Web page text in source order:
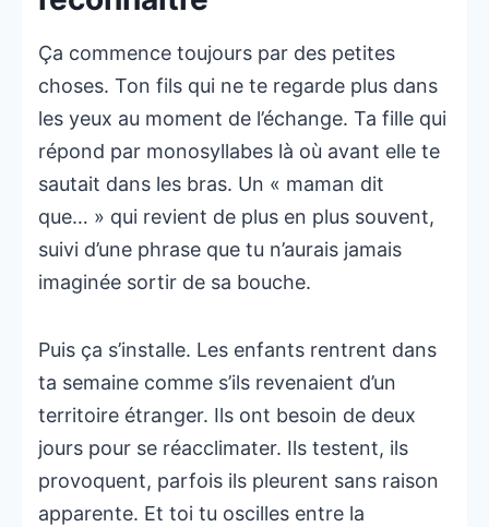
Ça commence toujours par des petites
choses. Ton fils qui ne te regarde plus dans
les yeux au moment de l’échange. Ta fille qui
répond par monosyllabes là où avant elle te
sautait dans les bras. Un « maman dit
que… » qui revient de plus en plus souvent,
suivi d’une phrase que tu n’aurais jamais
imaginée sortir de sa bouche.
Puis ça s’installe. Les enfants rentrent dans
ta semaine comme s’ils revenaient d’un
territoire étranger. Ils ont besoin de deux
jours pour se réacclimater. Ils testent, ils
provoquent, parfois ils pleurent sans raison
apparente. Et toi tu oscilles entre la